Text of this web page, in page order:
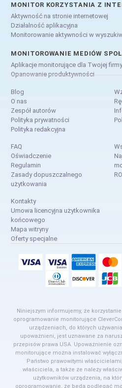
MONITOR KORZYSTANIA Z
Aktywność na stronie internetowej
Działalność aplikacyjna
Monitorowanie aktywności w
MONITOROWANIE MEDIÓW
Aplikacje monitorujące dla Twojej
Opanowanie produktywności
Blog
O nas
Zespół autorów
Polityka prywatności
Polityka redakcyjna
FAQ
Oświadczenie
Regulamin
Zasady dopuszczalnego
użytkowania
Kontakty
Umowa licencyjna użytkownika
końcowego
Mapa witryny
Oferty specjalne
Niniejszym informujemy, że
oprogramowanie monitorujące
urządzeniach, do których
upoważnieni, jest uznawane za
przepisów prawa USA. Upoważnienie
monitorujące można instalować
Państwo prawowitymi
właściciela, a także że należy
użytkowników urządzenia, na
oprogramowanie, że będą podlegać